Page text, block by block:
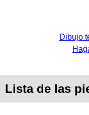
Dibujo
Lista de las